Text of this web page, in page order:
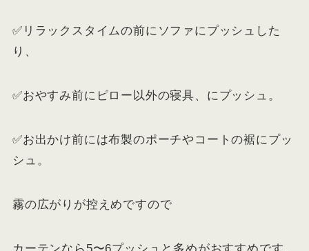
✅リラックスタイムの前にソファにプッシュした
り、
✅おやすみ前にピロー以外の寝具、にプッシュ。
✅お出かけ前には布製のポーチやコートの裾にプッ
シュ。
霧の広がりが控えめですので